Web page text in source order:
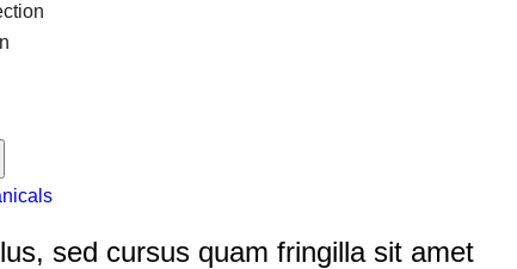
sed cursus quam fringilla sit amet